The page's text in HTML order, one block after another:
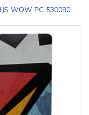
WOW PC 530090